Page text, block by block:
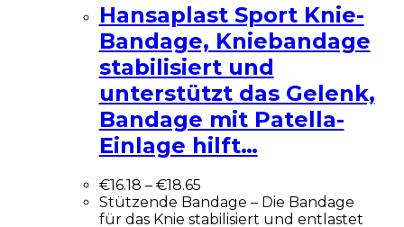
Hansaplast Sport Knie-
Bandage, Kniebandage
stabilisiert und
unterstützt das Gelenk,
Bandage mit Patella-
Einlage hilft…
€16.18 – €18.65
Stützende Bandage – Die Bandage
für das Knie stabilisiert und entlastet